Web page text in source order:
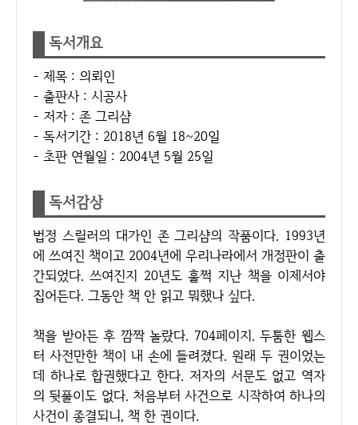
독서개요
- 제목 : 의뢰인
- 출판사 : 시공사
- 저자 : 존 그리샴
- 독서기간 : 2018년 6월 18~20일
- 초판 연월일 : 2004년 5월 25일
독서감상
법정 스릴러의 대가인 존 그리샴의 작품이다. 1993년
에 쓰여진 책이고 2004년에 우리나라에서 개정판이 출
간되었다. 쓰여진지 20년도 훌쩍 지난 책을 이제서야
집어든다. 그동안 책 안 읽고 뭐했나 싶다.
책을 받아든 후 깜짝 놀랐다. 704페이지. 두툼한 웹스
터 사전만한 책이 내 손에 들려졌다. 원래 두 권이었는
데 하나로 합권했다고 한다. 저자의 서문도 없고 역자
의 뒷풀이도 없다. 처음부터 사건으로 시작하여 하나의
사건이 종결되니, 책 한 권이다.